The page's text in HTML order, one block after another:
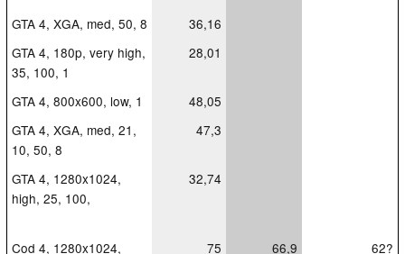
GTA 4, XGA, med, 50, 8
36,16
GTA 4, 180p, very high,
35, 100, 1
28,01
GTA 4, 800x600, low, 1
48,05
GTA 4, XGA, med, 21,
10, 50, 8
47,3
GTA 4, 1280x1024,
high, 25, 100,
32,74
Cod 4, 1280x1024,
75 66,9 62?